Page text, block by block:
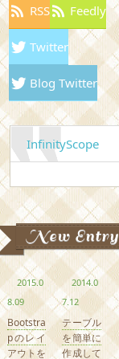
RSS Feedly
Twitter
Blog Twitter
InfinityScope
New Entry
2015.0
8.09
Bootstra
pのレイ
アウトを
2014.0
7.12
テーブル
を簡単に
作成して